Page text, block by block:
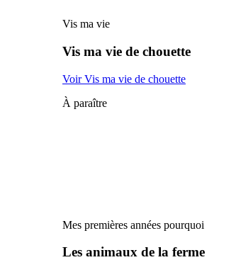
Vis ma vie
Vis ma vie de chouette
Voir Vis ma vie de chouette
À paraître
Mes premières années pourquoi
Les animaux de la ferme